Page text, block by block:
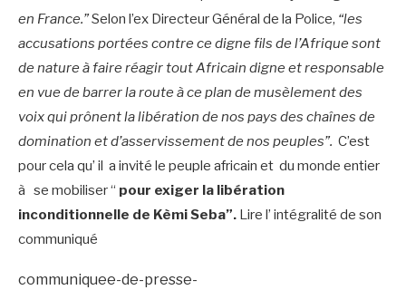
en France.”Selon l’ex Directeur Général de la Police, “les
accusations portées contre ce digne fils de l’Afrique sont
de nature à faire réagir tout Africain digne et responsable
en vue de barrer la route à ce plan de musèlement des
voix qui prônent la libération de nos pays des chaînes de
domination et d’asservissement de nos peuples”. C’est
pour cela qu’ il a invité le peuple africain et du monde entier
à se mobiliser “ pour exiger la libération
inconditionnelle de Kèmi Seba”. Lire l’ intégralité de son
communiqué
communiquee-de-presse-